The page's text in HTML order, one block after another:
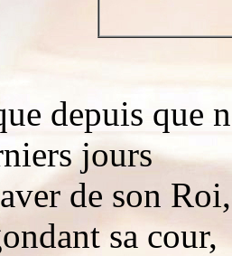
depuis que
jours
de son
sa cour,